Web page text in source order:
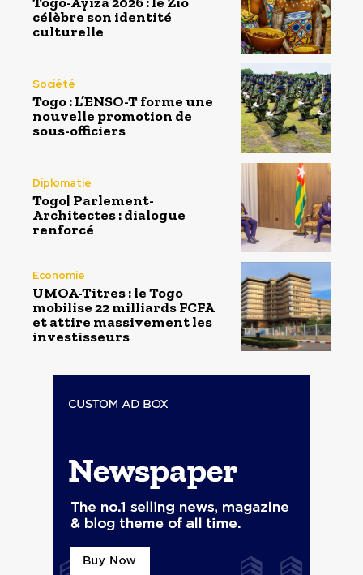
célèbre son identité
culturelle
Société
Togo : L’ENSO-T forme une
nouvelle promotion de
sous-officiers
Diplomatie
Togo| Parlement-
Architectes : dialogue
renforcé
Economie
UMOA-Titres : le Togo
mobilise 22 milliards FCFA
et attire massivement les
investisseurs